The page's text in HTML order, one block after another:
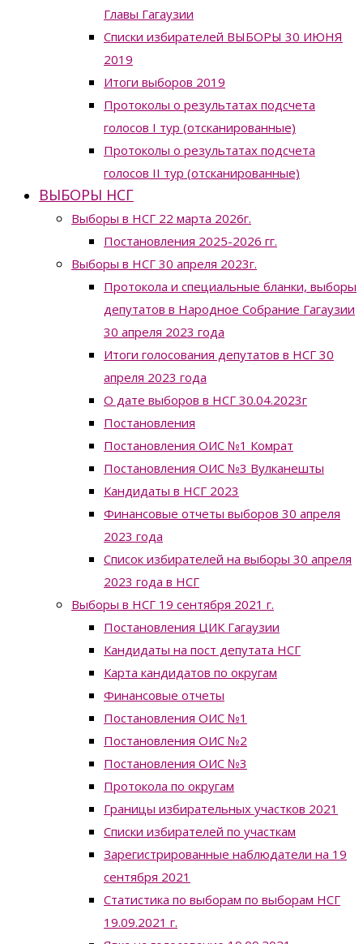
Главы Гагаузии
Списки избирателей ВЫБОРЫ 30 ИЮНЯ
2019
Итоги выборов 2019
Протоколы о результатах подсчета
голосов I тур (отсканированные)
Протоколы о результатах подсчета
голосов II тур (отсканированные)
ВЫБОРЫ НСГ
Выборы в НСГ 22 марта 2026г.
Постановления 2025-2026 гг.
Выборы в НСГ 30 апреля 2023г.
Протокола и специальные бланки, выборы
депутатов в Народное Собрание Гагаузии
30 апреля 2023 года
Итоги голосования депутатов в НСГ 30
апреля 2023 года
О дате выборов в НСГ 30.04.2023г
Постановления
Постановления ОИС №1 Комрат
Постановления ОИС №3 Вулканешты
Кандидаты в НСГ 2023
Финансовые отчеты выборов 30 апреля
2023 года
Список избирателей на выборы 30 апреля
2023 года в НСГ
Выборы в НСГ 19 сентября 2021 г.
Постановления ЦИК Гагаузии
Кандидаты на пост депутата НСГ
Карта кандидатов по округам
Финансовые отчеты
Постановления ОИС №1
Постановления ОИС №2
Постановления ОИС №3
Протокола по округам
Границы избирательных участков 2021
Списки избирателей по участкам
Зарегистрированные наблюдатели на 19
сентября 2021
Статистика по выборам по выборам НСГ
19.09.2021 г.